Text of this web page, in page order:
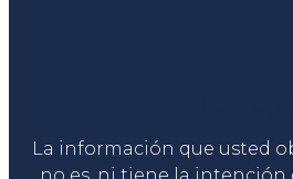
La información que usted